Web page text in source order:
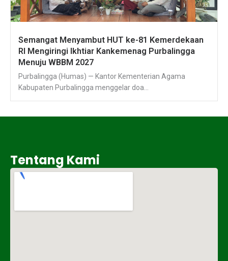
Semangat Menyambut HUT ke-81 Kemerdekaan
RI Mengiringi Ikhtiar Kankemenag Purbalingga
Menuju WBBM 2027
Purbalingga (Humas) — Kantor Kementerian Agama
Kabupaten Purbalingga menggelar doa...
Tentang Kami